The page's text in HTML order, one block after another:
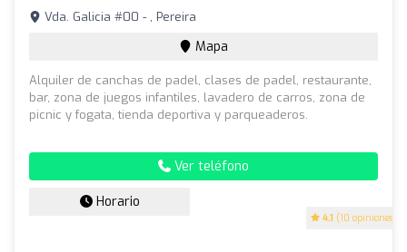
4.1 (10 opiniones)
Vda. Galicia #00 - , Pereira
Mapa
Alquiler de canchas de padel, clases de padel, restaurante,
bar, zona de juegos infantiles, lavadero de carros, zona de
picnic y fogata, tienda deportiva y parqueaderos.
Ver teléfono
Horario